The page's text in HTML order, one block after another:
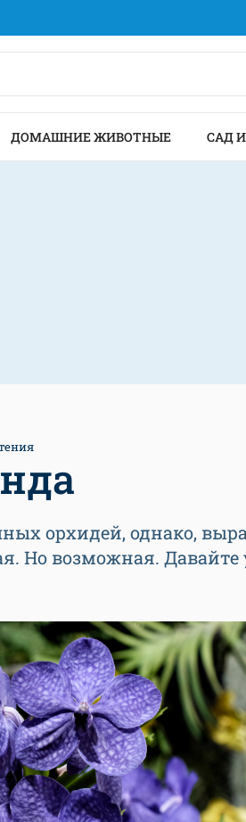
ДОМАШНИЕ ЖИВОТНЫЕ САД
орхидей, однако,
Но возможная. Давайте